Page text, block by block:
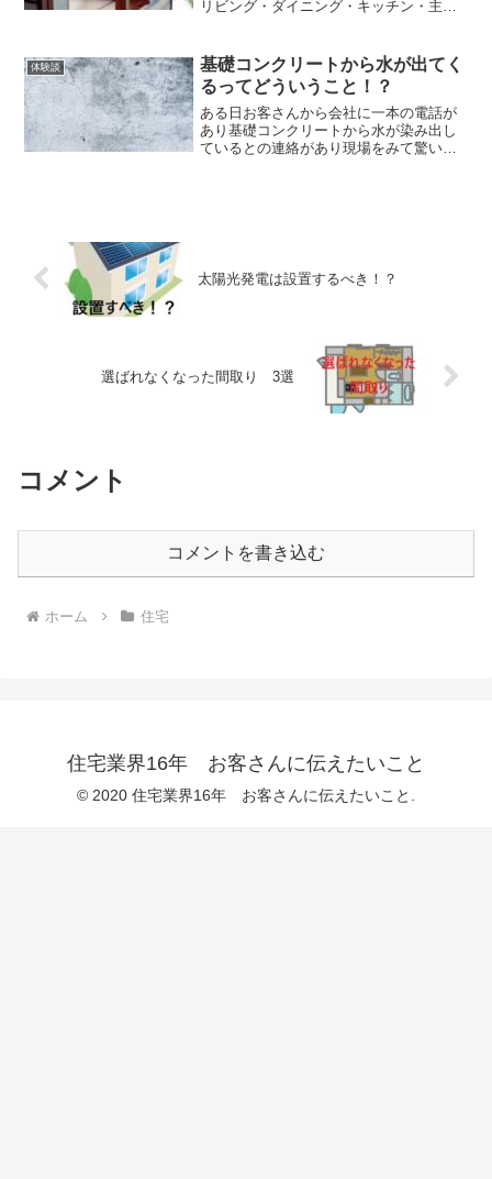
リビング・ダイニング・キッチン・主寝
るのではなくリビングの横にあって普段
使いする感じです。そ...
体験談
基礎コンクリートから水が出てく
るってどういうこと！？
ある日お客さんから会社に一本の電話が
あり基礎コンクリートから水が染み出し
ているとの連絡があり現場をみて驚いた
太陽光発電は設置するべき！？
選ばれなくなった間取り 3選
コメント
コメントを書き込む
ホーム 住宅
住宅業界16年 お客さんに伝えたいこと
© 2020 住宅業界16年 お客さんに伝えたいこと.